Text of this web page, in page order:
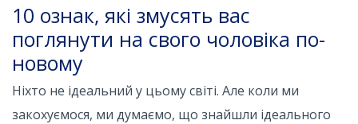
10 ознак, які змусять вас
поглянути на свого чоловіка по-
новому
Ніхто не ідеальний у цьому світі. Але коли ми
закохуємося, ми думаємо, що знайшли ідеального